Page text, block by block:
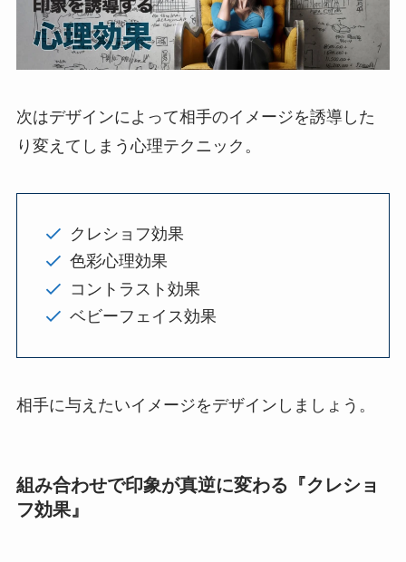
次はデザインによって相手のイメージを誘導した
り変えてしまう心理テクニック。
クレショフ効果
色彩心理効果
コントラスト効果
ベビーフェイス効果
相手に与えたいイメージをデザインしましょう。
組み合わせで印象が真逆に変わる『クレショ
フ効果』